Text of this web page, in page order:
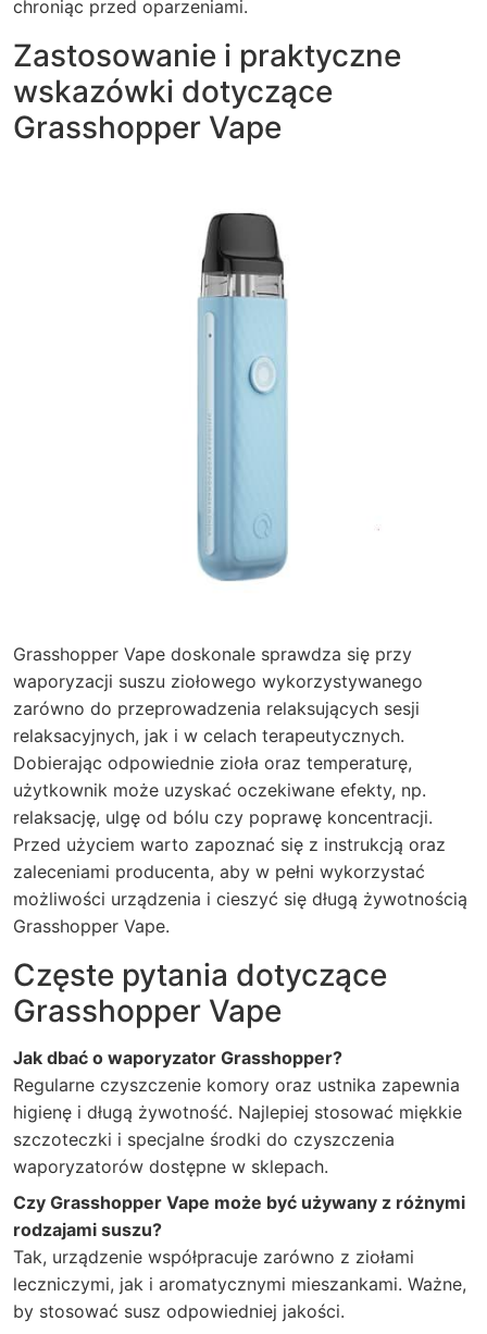
chroniąc przed oparzeniami.
Zastosowanie i praktyczne
wskazówki dotyczące
Grasshopper Vape
Grasshopper Vape doskonale sprawdza się przy
waporyzacji suszu ziołowego wykorzystywanego
zarówno do przeprowadzenia relaksujących sesji
relaksacyjnych, jak i w celach terapeutycznych.
Dobierając odpowiednie zioła oraz temperaturę,
użytkownik może uzyskać oczekiwane efekty, np.
relaksację, ulgę od bólu czy poprawę koncentracji.
Przed użyciem warto zapoznać się z instrukcją oraz
zaleceniami producenta, aby w pełni wykorzystać
możliwości urządzenia i cieszyć się długą żywotnością
Grasshopper Vape.
Częste pytania dotyczące
Grasshopper Vape
Jak dbać o waporyzator Grasshopper?
Regularne czyszczenie komory oraz ustnika zapewnia
higienę i długą żywotność. Najlepiej stosować miękkie
szczoteczki i specjalne środki do czyszczenia
waporyzatorów dostępne w sklepach.
Czy Grasshopper Vape może być używany z różnymi
rodzajami suszu?
Tak, urządzenie współpracuje zarówno z ziołami
leczniczymi, jak i aromatycznymi mieszankami. Ważne,
by stosować susz odpowiedniej jakości.